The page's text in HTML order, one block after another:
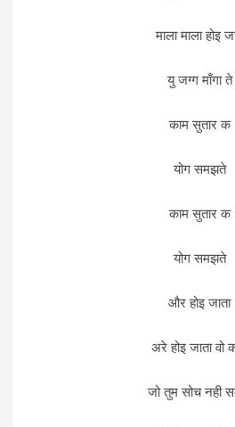
माला माला होइ
यु जग्ग माँगा ते
काम सुतार क
योग समझते
काम सुतार क
योग समझते
और होइ जाता
अरे होइ जाता वो
जो तुम सोच नही